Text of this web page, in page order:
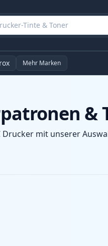
Mehr Marken
&
Drucker mit unserer